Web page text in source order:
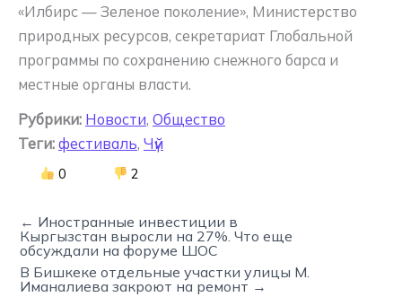
«Илбирс — Зеленое поколение», Министерство
природных ресурсов, секретариат Глобальной
программы по сохранению снежного барса и
местные органы власти.
Рубрики: Новости, Общество
Теги: фестиваль, Чүй
0 2
← Иностранные инвестиции в
Кыргызстан выросли на 27%. Что еще
обсуждали на форуме ШОС
В Бишкеке отдельные участки улицы М.
Иманалиева закроют на ремонт →